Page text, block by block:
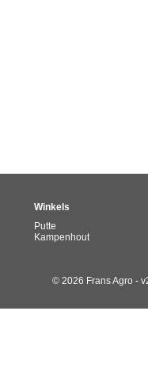
Winkels
Putte
Kampenhout
© 2026 Frans Agro -